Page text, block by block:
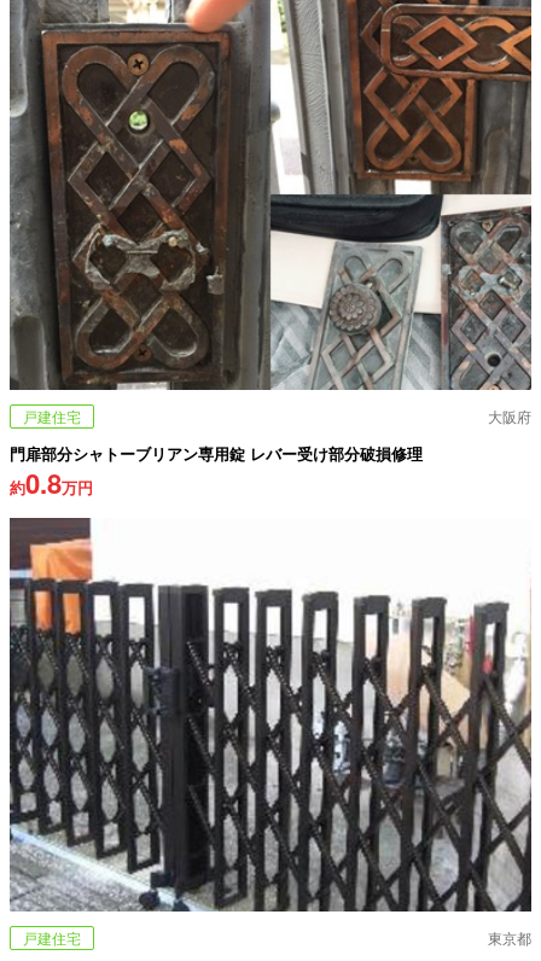
戸建住宅 大阪府
門扉部分シャトーブリアン専用錠 レバー受け部分破損修理
約0.8万円
戸建住宅 東京都